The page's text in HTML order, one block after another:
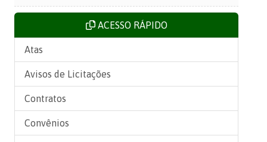
ACESSO RÁPIDO
Atas
Avisos de Licitações
Contratos
Convênios